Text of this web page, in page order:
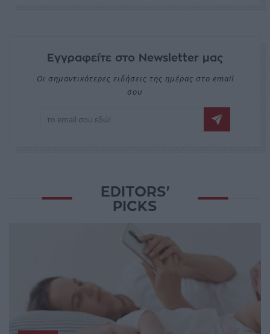
Εγγραφείτε στο Newsletter μας
Οι σημαντικότερες ειδήσεις της ημέρας στο email
σου
EDITORS'
PICKS